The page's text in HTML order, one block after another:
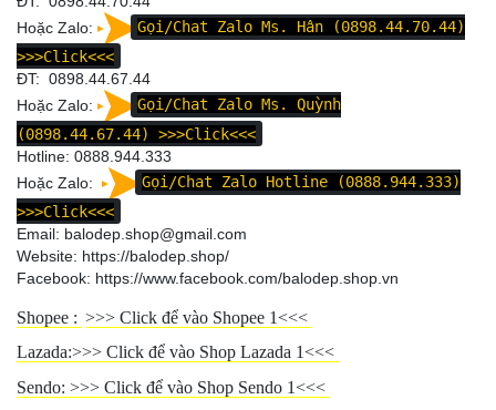
Hoặc Zalo:
Gọi/Chat Zalo Ms. Hân (0898.44.70.44)
>>>Click<<<
ĐT: 0898.44.67.44
Hoặc Zalo:
Gọi/Chat Zalo Ms. Quỳnh
(0898.44.67.44)
>>>Click<<<
Hotline: 0888.944.333
Hoặc Zalo:
Gọi/Chat Zalo Hotline (0888.944.333)
>>>Click<<<
Email: balodep.shop@gmail.com
Website: https://balodep.shop/
Facebook: https://www.facebook.com/balodep.shop.vn
Shopee : >>> Click để vào Shopee 1 <<<
Lazada:>>> Click để vào Shop Lazada 1 <<<
Sendo: >>> Click để vào Shop Sendo 1 <<<